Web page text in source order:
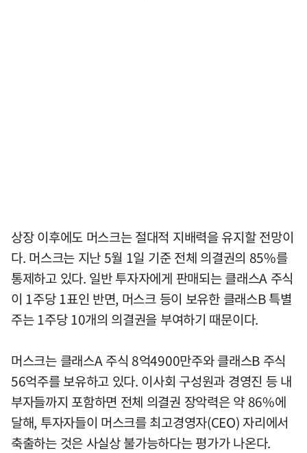
상장 이후에도 머스크는 절대적 지배력을 유지할 전망이
다. 머스크는 지난 5월 1일 기준 전체 의결권의 85%를
통제하고 있다. 일반 투자자에게 판매되는 클래스A 주식
이 1주당 1표인 반면, 머스크 등이 보유한 클래스B 특별
주는 1주당 10개의 의결권을 부여하기 때문이다.
머스크는 클래스A 주식 8억4900만주와 클래스B 주식
56억주를 보유하고 있다. 이사회 구성원과 경영진 등 내
부자들까지 포함하면 전체 의결권 장악력은 약 86%에
달해, 투자자들이 머스크를 최고경영자(CEO) 자리에서
축출하는 것은 사실상 불가능하다는 평가가 나온다.